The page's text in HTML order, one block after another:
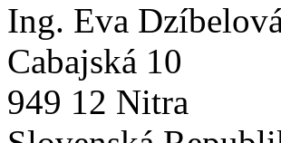
Ing. Eva
Cabajská 10
949 12 Nitra